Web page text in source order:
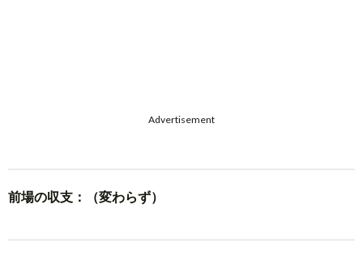
Advertisement
前場の収支：（変わらず）